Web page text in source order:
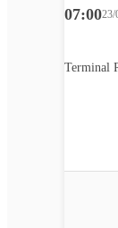
07:0023/
Terminal